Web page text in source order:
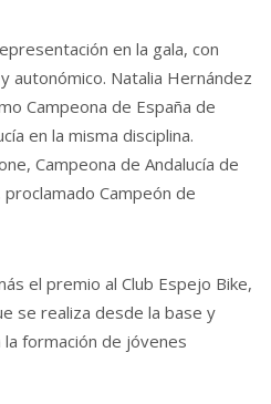
en la gala, con
autonómico. Natalia Hernández
Campeona de España de
en la misma disciplina.
Campeona de Andalucía de
proclamado Campeón de
el premio al Club Espejo Bike,
se realiza desde la base y
formación de jóvenes